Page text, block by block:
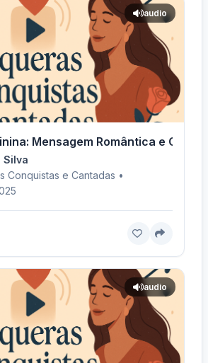
audio
Mensagem Romântica e
Silva
Conquistas e Cantadas •
audio